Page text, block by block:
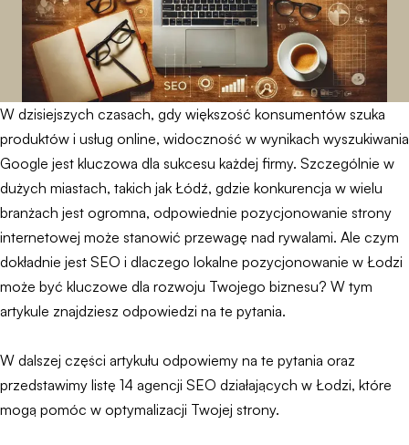
W dzisiejszych czasach, gdy większość konsumentów szuka
produktów i usług online, widoczność w wynikach wyszukiwania
Google jest kluczowa dla sukcesu każdej firmy. Szczególnie w
dużych miastach, takich jak Łódź, gdzie konkurencja w wielu
branżach jest ogromna, odpowiednie pozycjonowanie strony
internetowej może stanowić przewagę nad rywalami. Ale czym
dokładnie jest SEO i dlaczego lokalne pozycjonowanie w Łodzi
może być kluczowe dla rozwoju Twojego biznesu? W tym
artykule znajdziesz odpowiedzi na te pytania.
W dalszej części artykułu odpowiemy na te pytania oraz
przedstawimy listę 14 agencji SEO działających w Łodzi, które
mogą pomóc w optymalizacji Twojej strony.